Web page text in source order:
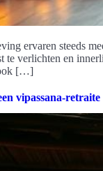
ervaren steeds
te verlichten en
ook […]
vipassana-